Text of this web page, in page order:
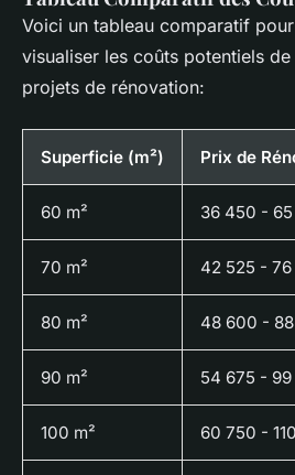
Voici un tableau comparatif
visualiser les coûts potentiels
projets de rénovation:
Superficie (m²) Prix de
60 m² 36 450 -
70 m² 42 525 - 76
80 m² 48 600 -
90 m² 54 675 - 99
100 m² 60 750 -